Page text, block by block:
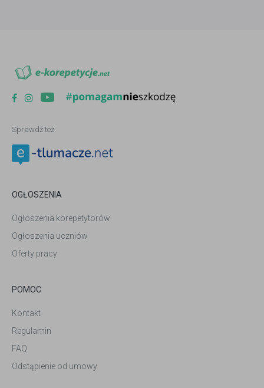
Sprawdź też:
OGŁOSZENIA
Ogłoszenia korepetytorów
Ogłoszenia uczniów
Oferty pracy
POMOC
Kontakt
Regulamin
FAQ
Odstąpienie od umowy